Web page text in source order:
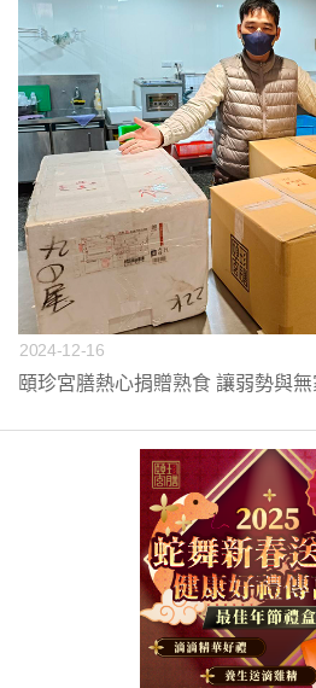
2024-12-16
頤珍宮膳熱心捐贈熟食 讓弱勢與